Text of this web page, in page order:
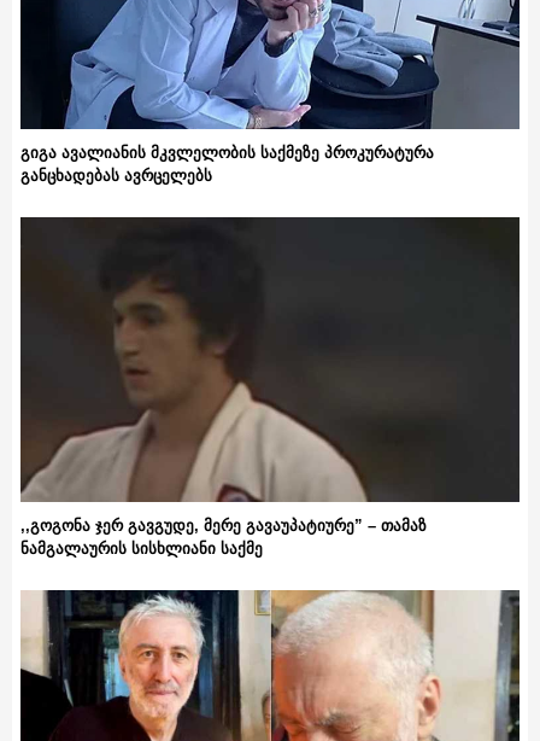
გიგა ავალიანის მკვლელობის საქმეზე პროკურატურა
განცხადებას ავრცელებს
,,გოგონა ჯერ გავგუდე, მერე გავაუპატიურე” – თამაზ
ნამგალაურის სისხლიანი საქმე